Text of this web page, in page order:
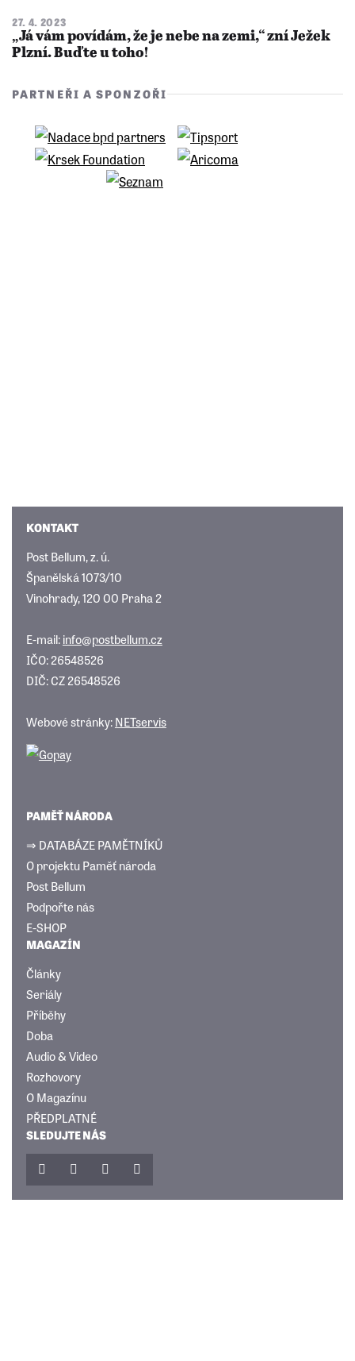
27. 4. 2023
​​​​​​​„Já vám povídám, že je nebe na zemi,“ zní Ježek
Plzní. Buďte u toho!
PARTNEŘI A SPONZOŘI
KONTAKT
Post Bellum, z. ú.
Španělská 1073/10
Vinohrady, 120 00 Praha 2
E-mail:info@postbellum.cz
IČO: 26548526
DIČ: CZ 26548526
Webové stránky:NETservis
PAMĚŤ NÁRODA
⇒ DATABÁZE PAMĚTNÍKŮ
O projektu Paměť národa
Post Bellum
Podpořte nás
E-SHOP
MAGAZÍN
Články
Seriály
Příběhy
Doba
Audio & Video
Rozhovory
O Magazínu
PŘEDPLATNÉ
SLEDUJTE NÁS